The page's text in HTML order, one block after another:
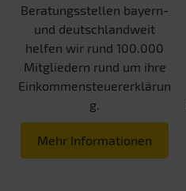
Beratungsstellen bayern-
und deutschlandweit
helfen wir rund 100.000
Mitgliedern rund um ihre
Einkommensteuererklärun
g.
Mehr Informationen